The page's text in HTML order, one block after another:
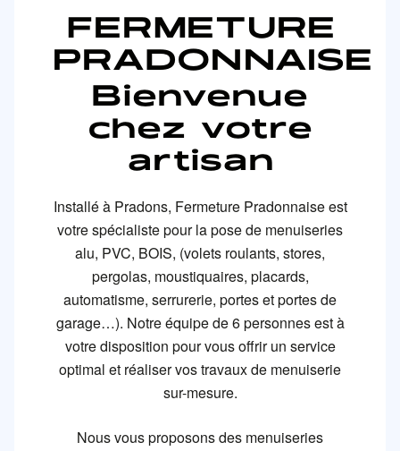
FERMETURE
PRADONNAISE
Bienvenue
chez votre
artisan
Installé à Pradons, Fermeture Pradonnaise est
votre spécialiste pour la pose de menuiseries
alu, PVC, BOIS, (volets roulants, stores,
pergolas, moustiquaires, placards,
automatisme, serrurerie, portes et portes de
garage…). Notre équipe de 6 personnes est à
votre disposition pour vous offrir un service
optimal et réaliser vos travaux de menuiserie
sur-mesure.
Nous vous proposons des menuiseries